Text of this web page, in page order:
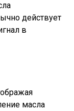
действует
в
масла